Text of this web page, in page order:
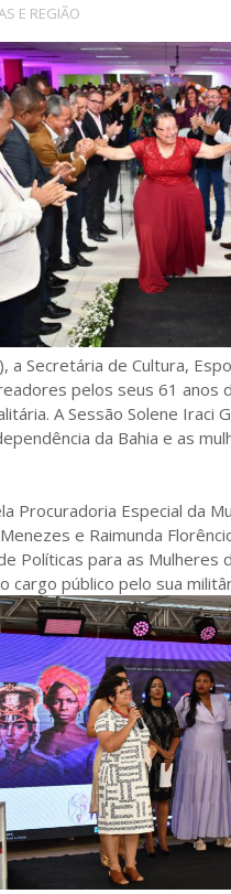
E REGIÃO
a Secretária de Cultura,
pelos seus 61 anos
A Sessão Solene Iraci
da Bahia e as
Procuradoria Especial da
e Raimunda
Políticas para as Mulheres
cargo público pelo sua